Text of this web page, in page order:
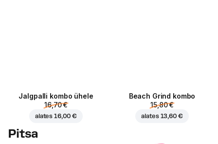
Jalgpalli kombo ühele
16,70 €
alates 16,00 €
Beach Grind kombo
15,80 €
alates 13,60 €
Pitsa